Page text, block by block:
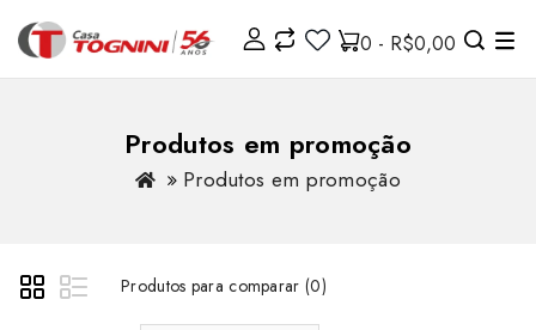
0 - R$0,00
Produtos em promoção
Produtos em promoção
Produtos para comparar (0)